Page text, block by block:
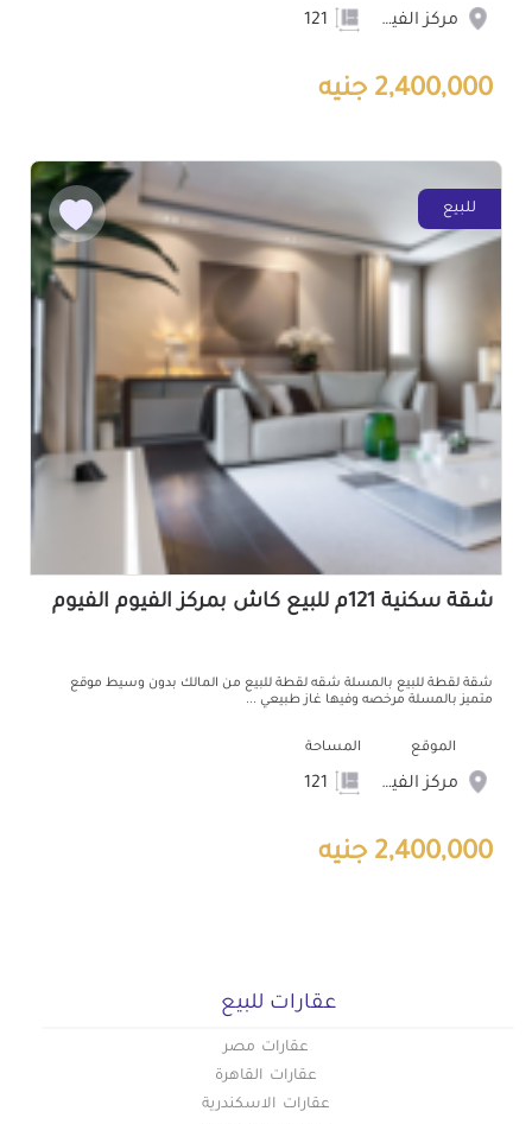
مركز الفيوم
2,400,000 جنيه
للبيع
شقة سكنية 121م للبيع كاش بمركز الفيوم الفيوم
شقة لقطة للبيع بالمسلة شقه لقطة للبيع من المالك بدون وسيط موقع
متميز بالمسلة مرخصه وفيها غاز طبيعي ...
الموقع
مركز الفيوم
المساحة
2,400,000 جنيه
عقارات للبيع
عقارات مصر
عقارات القاهرة
عقارات الاسكندرية